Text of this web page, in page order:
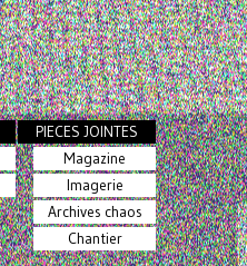
PIECES JOINTES
Magazine
Imagerie
Archives chaos
Chantier